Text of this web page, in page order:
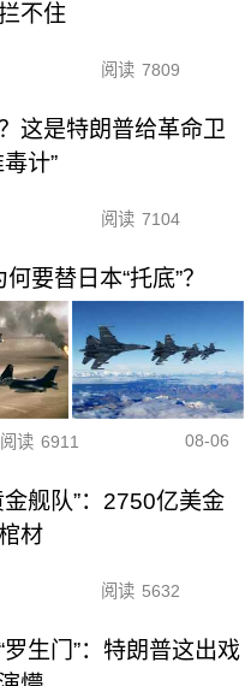
不住
阅读 7809
这是特朗普给革命卫
计”
阅读 7104
要替日本“托底”？
阅读 6911 08-06
金舰队”：2750亿美金
材
阅读 5632
罗生门”：特朗普这出戏